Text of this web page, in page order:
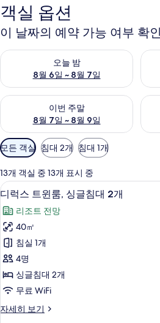
객실 옵션
이 날짜의 예약 가능 여부 확인
오늘 밤
8월 6일 ~ 8월 7일
오늘 밤 예약 가능 여부 확인, 8월 6일
내
이번 주말
8월 7일 ~ 8월 9일
이번 주말 예약 가능 여부 확인, 8월 7
다
객
실
에
사
용
가
능
한
필
터
모든 객실 침대 2개 침대 1개
13개 객실 중 13개 표시 중
디
럭
스
트
윈
룸,
싱
글
침
디럭
13
디럭스 트윈룸, 싱글침대 2개
리조트 전망
40㎡
침실 1개
4명
싱글침대 2개
무료 WiFi
자세히 보기
디